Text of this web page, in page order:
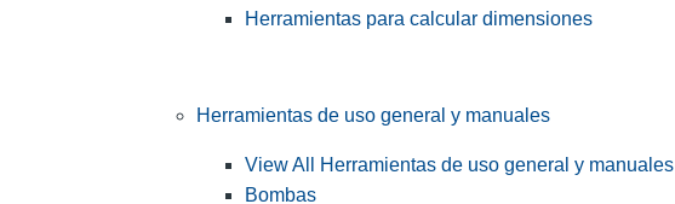
Herramientas para calcular dimensiones
Herramientas de uso general y manuales
View All Herramientas de uso general y manuales
Bombas